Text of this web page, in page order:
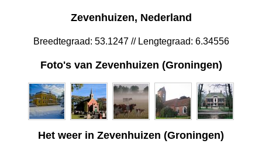
Zevenhuizen, Nederland
Breedtegraad: 53.1247 // Lengtegraad: 6.34556
Foto's van Zevenhuizen (Groningen)
Het weer in Zevenhuizen (Groningen)